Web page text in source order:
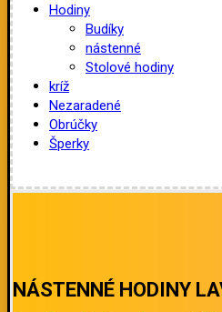
Hodiny
Budíky
nástenné
Stolové hodiny
kríž
Nezaradené
Obrúčky
Šperky
NÁSTENNÉ HODINY